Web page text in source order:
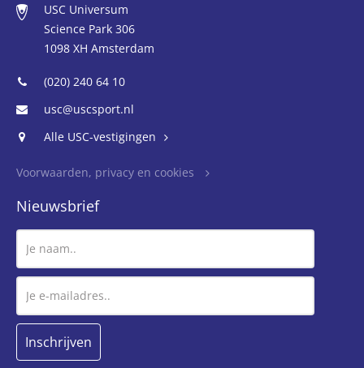
USC Universum
Science Park 306
1098 XH Amsterdam
(020) 240 64 10
usc@uscsport.nl
Alle USC-vestigingen
Voorwaarden, privacy en cookies
Nieuwsbrief